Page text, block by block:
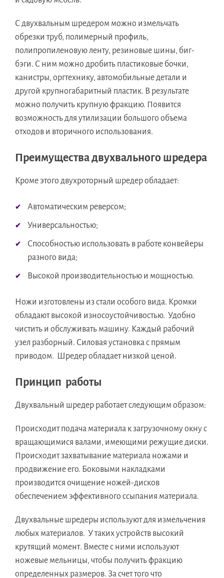
С двухвальным шредером можно измельчать
обрезки труб, полимерный профиль,
полипропиленовую ленту, резиновые шины, биг-
бэги. С ним можно дробить пластиковые бочки,
канистры, оргтехнику, автомобильные детали и
другой крупногабаритный пластик. В результате
можно получить крупную фракцию. Появится
возможность для утилизации большого объема
отходов и вторичного использования.
Преимущества двухвального шредера
Кроме этого двухроторный шредер обладает:
Автоматическим реверсом;
Универсальностью;
Способностью использовать в работе конвейеры
разного вида;
Высокой производительностью и мощностью.
Ножи изготовлены из стали особого вида. Кромки
обладают высокой износоустойчивостью. Удобно
чистить и обслуживать машину. Каждый рабочий
узел разборный. Силовая установка с прямым
приводом. Шредер обладает низкой ценой.
Принцип работы
Двухвальный шредер работает следующим образом:
Происходит подача материала к загрузочному окну с
вращающимися валами, имеющими режущие диски.
Происходит захватывание материала ножами и
продвижение его. Боковыми накладками
производится очищение ножей-дисков
обеспечением эффективного ссыпания материала.
Двухвальные шредеры используют для измельчения
любых материалов. У таких устройств высокий
крутящий момент. Вместе с ними используют
ножевые мельницы, чтобы получить фракцию
определенных размеров. За счет того что